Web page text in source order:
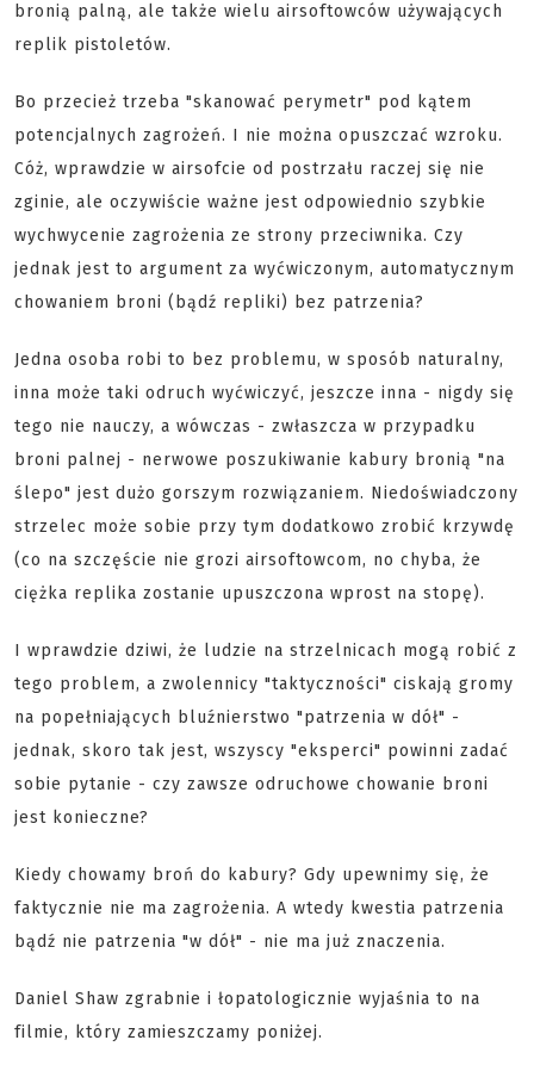
bronią palną, ale także wielu airsoftowców używających
replik pistoletów.
Bo przecież trzeba "skanować perymetr" pod kątem
potencjalnych zagrożeń. I nie można opuszczać wzroku.
Cóż, wprawdzie w airsofcie od postrzału raczej się nie
zginie, ale oczywiście ważne jest odpowiednio szybkie
wychwycenie zagrożenia ze strony przeciwnika. Czy
jednak jest to argument za wyćwiczonym, automatycznym
chowaniem broni (bądź repliki) bez patrzenia?
Jedna osoba robi to bez problemu, w sposób naturalny,
inna może taki odruch wyćwiczyć, jeszcze inna - nigdy się
tego nie nauczy, a wówczas - zwłaszcza w przypadku
broni palnej - nerwowe poszukiwanie kabury bronią "na
ślepo" jest dużo gorszym rozwiązaniem. Niedoświadczony
strzelec może sobie przy tym dodatkowo zrobić krzywdę
(co na szczęście nie grozi airsoftowcom, no chyba, że
ciężka replika zostanie upuszczona wprost na stopę).
I wprawdzie dziwi, że ludzie na strzelnicach mogą robić z
tego problem, a zwolennicy "taktyczności" ciskają gromy
na popełniających bluźnierstwo "patrzenia w dół" -
jednak, skoro tak jest, wszyscy "eksperci" powinni zadać
sobie pytanie - czy zawsze odruchowe chowanie broni
jest konieczne?
Kiedy chowamy broń do kabury? Gdy upewnimy się, że
faktycznie nie ma zagrożenia. A wtedy kwestia patrzenia
bądź nie patrzenia "w dół" - nie ma już znaczenia.
Daniel Shaw zgrabnie i łopatologicznie wyjaśnia to na
filmie, który zamieszczamy poniżej.